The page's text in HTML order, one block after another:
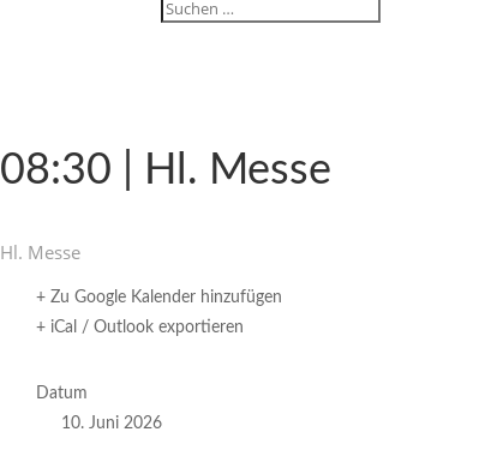
08:30 | Hl. Messe
Hl. Messe
+ Zu Google Kalender hinzufügen
+ iCal / Outlook exportieren
Datum
10. Juni 2026